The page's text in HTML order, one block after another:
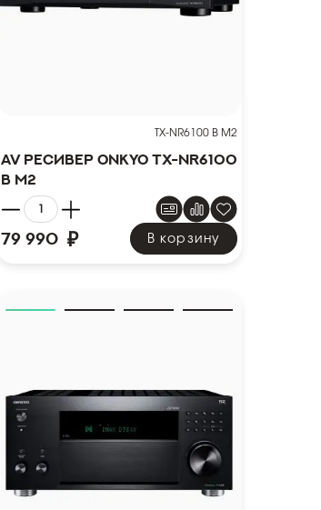
TX-NR6100 B M2
AV ресивер Onkyo TX-NR6100
B M2
79 990 ₽ В корзину